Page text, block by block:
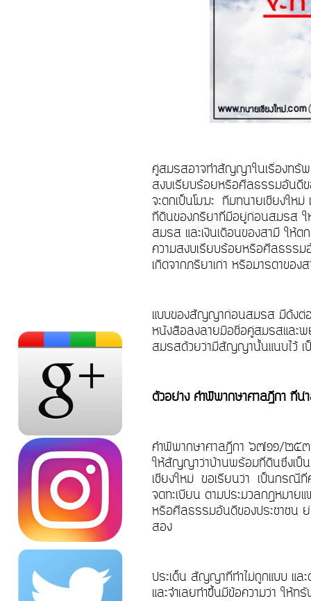
คู่สมรสอาจทำสัญญาในเรื่องทรั
สงบเรียบร้อยหรือศีลธรรมอันดีข
จะตกเป็นโมฆะ ทีมทนายเชียงใหม่
ที่ดินของภริยาที่มีอยู่ก่อนสมรส ใ
สมรส และเงินเดือนของสามี ให้
ความสงบเรียบร้อยหรือศีลธรรมอั
เกิดจากภริยาเก่า หรือมารดาของ
แบบของสัญญาก่อนสมรส มีดังต่อ
หนังสือลงลายมือชื่อคู่สมรสและพ
สมรสด้วยว่ามีสัญญานั้นแนบไว้ เ
ตัวอย่าง คำพิพากษาศาลฏีกา ที่น่
คำพิพากษาศาลฎีกา ๖๗๑๑/๒๕๓๗
ให้สัญญาว่าบ้านพร้อมที่ดินซึ่งเป็
เชียงใหม่ ขอเรียนว่า เป็นกรณี
จดทะเบียน ตามประมวลกฎหมาย
หรือศีลธรรมอันดีของประชาชน
สอง
ประเด็น สัญญาที่ทำไม่ถูกแบบ แ
และจำเลยทำขึ้นมีข้อความว่า ให้